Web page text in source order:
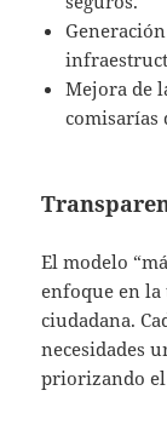
Mejora de
comisarías
El modelo
enfoque en
ciudadana.
necesidades
priorizando